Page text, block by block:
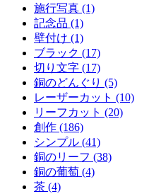
施行写真 (1)
記念品 (1)
壁付け (1)
ブラック (17)
切り文字 (17)
銅のどんぐり (5)
レーザーカット (10)
リーフカット (20)
創作 (186)
シンプル (41)
銅のリーフ (38)
銅の葡萄 (4)
茶 (4)